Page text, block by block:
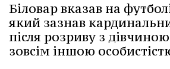
Біловар вказав на
який зазнав
після розриву з дівчиною
зовсім іншою